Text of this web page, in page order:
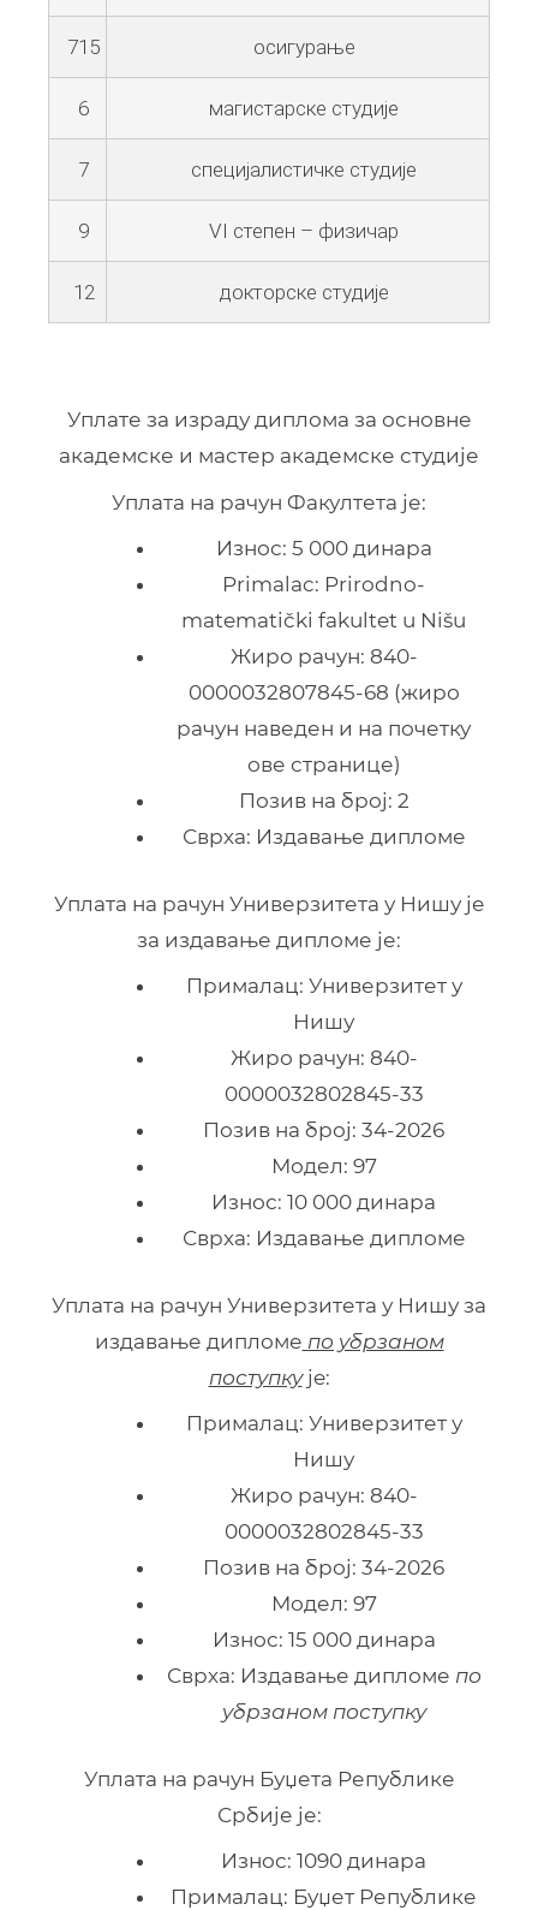
715 осигурање
6 магистарске студије
7 специјалистичке студије
9 VI степен – физичар
12 докторске студије
Уплате за израду диплома за основне
академске и мастер академске студије
Уплата на рачун Факултета је:
Износ: 5 000 динара
Primalac: Prirodno-
matematički fakultet u Nišu
Жиро рачун: 840-
0000032807845-68 (жиро
рачун наведен и на почетку
ове странице)
Позив на број: 2
Сврха: Издавање дипломе
Уплата на рачун Универзитета у Нишу је
за издавање дипломе је:
Прималац: Универзитет у
Нишу
Жиро рачун: 840-
0000032802845-33
Позив на број: 34-2026
Модел: 97
Износ: 10 000 динара
Сврха: Издавање дипломе
Уплата на рачун Универзитета у Нишу за
издавање дипломе по убрзаном
поступкуje:
Прималац: Универзитет у
Нишу
Жиро рачун: 840-
0000032802845-33
Позив на број: 34-2026
Модел: 97
Износ: 15 000 динара
Сврха: Издавање дипломе по
убрзаном поступку
Уплата на рачун Буџета Републике
Србије је:
Износ: 1090 динара
Прималац: Буџет Републике